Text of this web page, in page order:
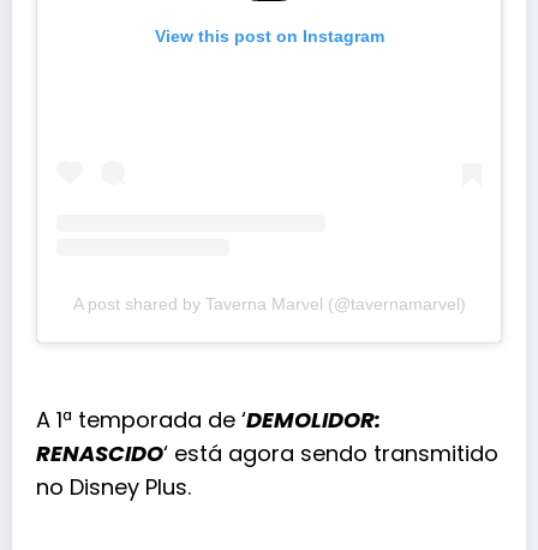
View this post on Instagram
A post shared by Taverna Marvel (@tavernamarvel)
A 1ª temporada de ‘DEMOLIDOR:
RENASCIDO‘ está agora sendo transmitido
no Disney Plus.